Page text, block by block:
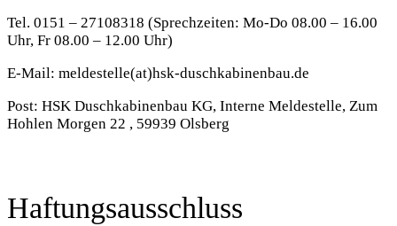
Tel. 0151 – 27108318 (Sprechzeiten: Mo-Do 08.00 – 16.00
Uhr, Fr 08.00 – 12.00 Uhr)
E-Mail: meldestelle(at)hsk-duschkabinenbau.de
Post: HSK Duschkabinenbau KG, Interne Meldestelle, Zum
Hohlen Morgen 22 , 59939 Olsberg
Haftungsausschluss